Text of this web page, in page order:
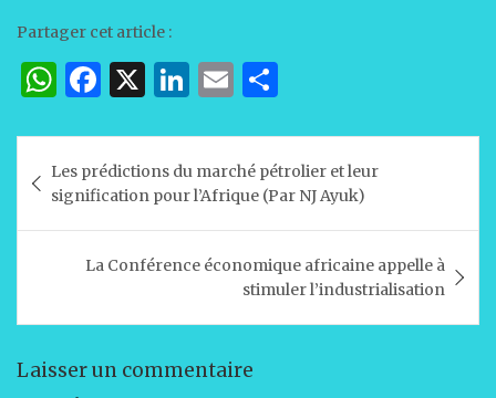
Partager cet article :
W
at
s
A
F
c
e
b
o
k
X Li
k
e
dI
n
E
ai
l
ta
g
er
de
l’article
Les prédictions du marché pétrolier et leur
signification pour l’Afrique (Par NJ Ayuk)
La Conférence économique africaine appelle à
stimuler l’industrialisation
Laisser un commentaire